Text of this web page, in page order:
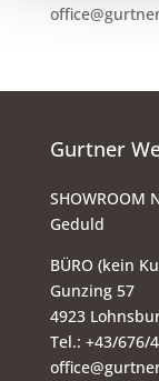
Gurtner
SHOWROOM
Geduld
BÜRO (kein
Gunzing 57
4923
Tel.: +43/676/